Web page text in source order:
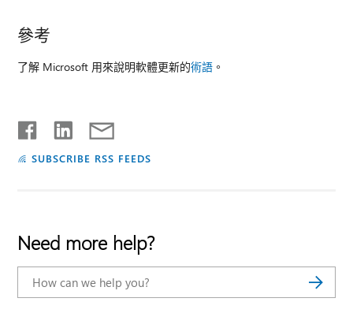
參考
了解 Microsoft 用來說明軟體更新的術語 。
SUBSCRIBE RSS FEEDS
Need more help?